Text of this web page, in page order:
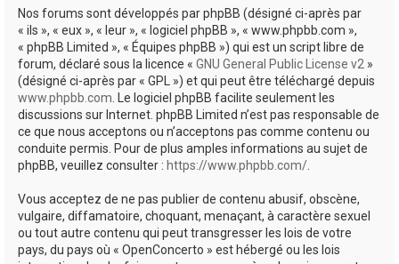
Nos forums sont développés par phpBB (désigné ci-après par
« ils », « eux », « leur », « logiciel phpBB », « www.phpbb.com »,
« phpBB Limited », « Équipes phpBB ») qui est un script libre de
forum, déclaré sous la licence « GNU General Public License v2 »
(désigné ci-après par « GPL ») et qui peut être téléchargé depuis
www.phpbb.com. Le logiciel phpBB facilite seulement les
discussions sur Internet. phpBB Limited n’est pas responsable de
ce que nous acceptons ou n’acceptons pas comme contenu ou
conduite permis. Pour de plus amples informations au sujet de
phpBB, veuillez consulter : https://www.phpbb.com/.
Vous acceptez de ne pas publier de contenu abusif, obscène,
vulgaire, diffamatoire, choquant, menaçant, à caractère sexuel
ou tout autre contenu qui peut transgresser les lois de votre
pays, du pays où « OpenConcerto » est hébergé ou les lois